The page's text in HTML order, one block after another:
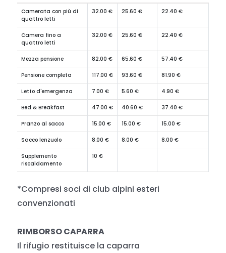
Camerata con più di
quattro letti
32.00 € 25.60 € 22.40 €
Camera fino a
quattro letti
32.00 € 25.60 € 22.40 €
Mezza pensione 82.00 € 65.60 € 57.40 €
Pensione completa 117.00 € 93.60 € 81.90 €
Letto d'emergenza 7.00 € 5.60 € 4.90 €
Bed & Breakfast 47.00 € 40.60 € 37.40 €
Pranzo al sacco 15.00 € 15.00 € 15.00 €
Sacco lenzuolo 8.00 € 8.00 € 8.00 €
Supplemento
riscaldamento
10 €
*Compresi soci di club alpini esteri
convenzionati
RIMBORSO CAPARRA
Il rifugio restituisce la caparra